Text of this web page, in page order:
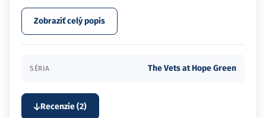
Zobraziť celý popis
SÉRIA The Vets at Hope Green
Recenzie (2)